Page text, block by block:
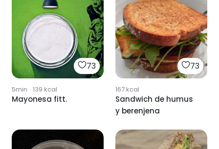
73
5min · 139 kcal
Mayonesa fitt.
73
167kcal
Sandwich de humus
y berenjena